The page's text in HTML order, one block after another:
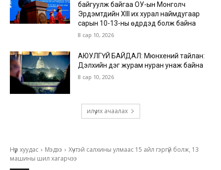
байгуулж байгаа ОУ-ын Монголч
Эрдэмтдийн XIII их хурал наймдугаар
сарын 10-13-ны өдрүүдэд болж байна
8 сар 10, 2026
АЮУЛГҮЙ БАЙДАЛ: Мюнхений тайлан:
Дэлхийн дэг журам нуран унаж байна
8 сар 10, 2026
илүү их ачаалах